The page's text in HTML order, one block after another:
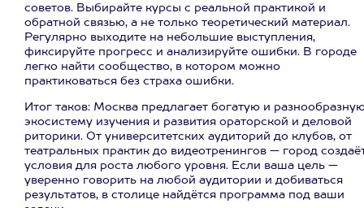
советов. Выбирайте курсы с реальной практикой и
обратной связью, а не только теоретический материал.
Регулярно выходите на небольшие выступления,
фиксируйте прогресс и анализируйте ошибки. В городе
легко найти сообщество, в котором можно
практиковаться без страха ошибки.
Итог таков: Москва предлагает богатую и
экосистему изучения и развития ораторской и деловой
риторики. От университетских аудиторий до клубов, от
театральных практик до видеотренингов — город
условия для роста любого уровня. Если ваша цель —
уверенно говорить на любой аудитории и добиваться
результатов, в столице найдётся программа под ваши